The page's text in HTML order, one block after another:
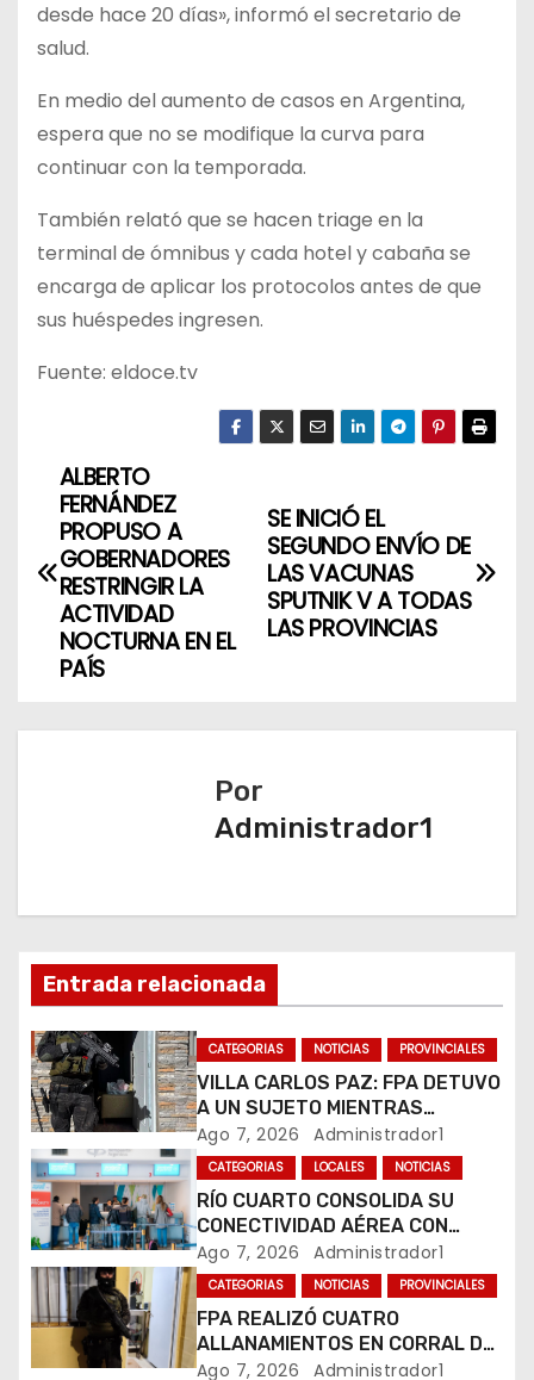
desde hace 20 días», informó el secretario de
salud.
En medio del aumento de casos en Argentina,
espera que no se modifique la curva para
continuar con la temporada.
También relató que se hacen triage en la
terminal de ómnibus y cada hotel y cabaña se
encarga de aplicar los protocolos antes de que
sus huéspedes ingresen.
Fuente: eldoce.tv
N
v
a
d
e
e
n
t
r
a
d
SE INICIÓ EL
SEGUNDO ENVÍO DE
LAS VACUNAS
SPUTNIK V A TODAS
LAS PROVINCIAS
ALBERTO
FERNÁNDEZ
PROPUSO A
GOBERNADORES
RESTRINGIR LA
ACTIVIDAD
NOCTURNA EN EL
PAÍS
Por
Administrador1
Entrada relacionada
CATEGORIAS NOTICIAS PROVINCIALES
VILLA CARLOS PAZ: FPA DETUVO
A UN SUJETO MIENTRAS
COMERCIALIZABA COCAÍNA Y
MARIHUANA EN UNA PLAZA
Ago 7, 2026 Administrador1
CATEGORIAS LOCALES NOTICIAS
RÍO CUARTO CONSOLIDA SU
CONECTIVIDAD AÉREA CON
CUATRO VUELOS SEMANALES A
BUENOS AIRES
Ago 7, 2026 Administrador1
CATEGORIAS NOTICIAS PROVINCIALES
FPA REALIZÓ CUATRO
ALLANAMIENTOS EN CORRAL DE
BUSTOS-IFFLINGER
Ago 7, 2026 Administrador1